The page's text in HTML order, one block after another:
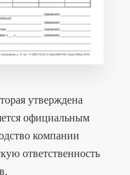
утверждена
официальным
компании
ответственность